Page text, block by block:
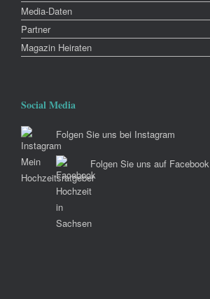
Media-Daten
Partner
Magazin Heiraten
Social Media
Folgen Sie uns bei Instagram
Folgen Sie uns auf Facebook